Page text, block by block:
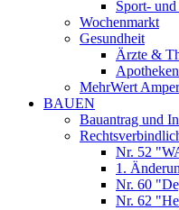
Sport-
Wochenmarkt
Gesundheit
Ärzte &
Apotheken
MehrWert
BAUEN
Bauantrag und
Nr. 52
1.
Nr. 60
Nr. 62